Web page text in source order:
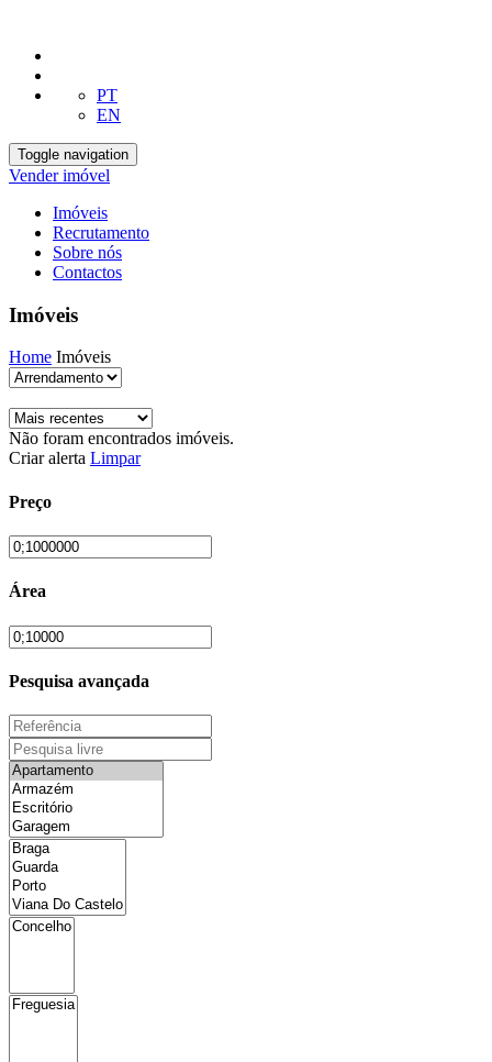
PT
EN
Toggle navigation
Vender imóvel
Imóveis
Recrutamento
Sobre nós
Contactos
Imóveis
Home Imóveis
Não foram encontrados imóveis.
Criar alerta Limpar
Preço
Área
Pesquisa avançada